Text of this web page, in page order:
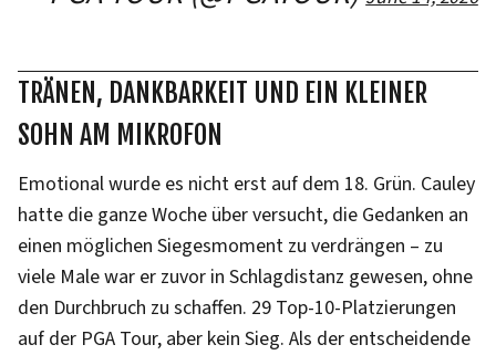
TRÄNEN, DANKBARKEIT UND EIN KLEINER
SOHN AM MIKROFON
Emotional wurde es nicht erst auf dem 18. Grün. Cauley
hatte die ganze Woche über versucht, die Gedanken an
einen möglichen Siegesmoment zu verdrängen – zu
viele Male war er zuvor in Schlagdistanz gewesen, ohne
den Durchbruch zu schaffen. 29 Top-10-Platzierungen
auf der PGA Tour, aber kein Sieg. Als der entscheidende